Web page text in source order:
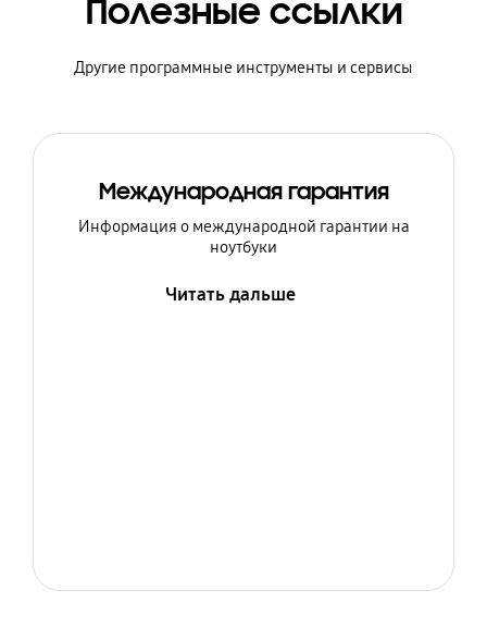
Полезные ссылки
Другие программные инструменты и сервисы
Международная гарантия
Информация о международной гарантии на
ноутбуки
Читать дальше